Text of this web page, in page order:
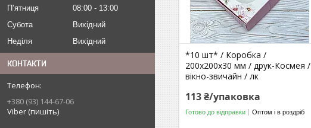
Пʼятниця
08:00
13:00
Субота
Вихідний
Неділя
Вихідний
КОНТАКТИ
+380 (93) 144-67-06
Viber (пишіть)
*10 шт* / Коробка /
200х200х30 мм / друк-Космея /
вікно-звичайн / лк
113 ₴/упаковка
Готово до відправки Оптом і в роздріб